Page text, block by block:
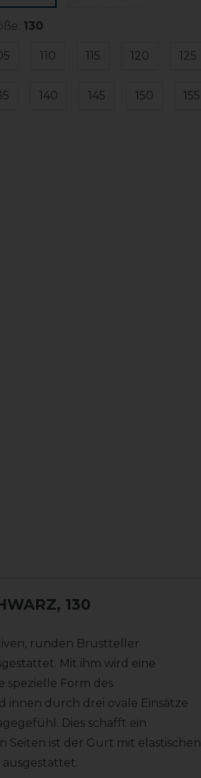
130
110 115 120 125
140 145 150 155
130
runden Brustteller
Mit ihm wird eine
Form des
durch drei ovale Einsätze
Dies schafft ein
Seiten ist der Gurt mit elastischen